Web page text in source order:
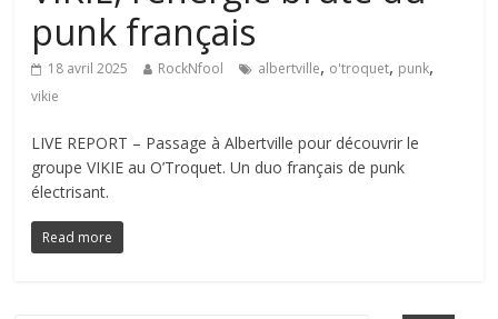
punk français
18 avril 2025 RockNfool albertville, o'troquet, punk,
vikie
LIVE REPORT – Passage à Albertville pour découvrir le
groupe VIKIE au O’Troquet. Un duo français de punk
électrisant.
Read more